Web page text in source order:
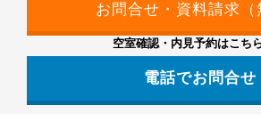
空室確認・内見予約はこち
電話でお問合せ